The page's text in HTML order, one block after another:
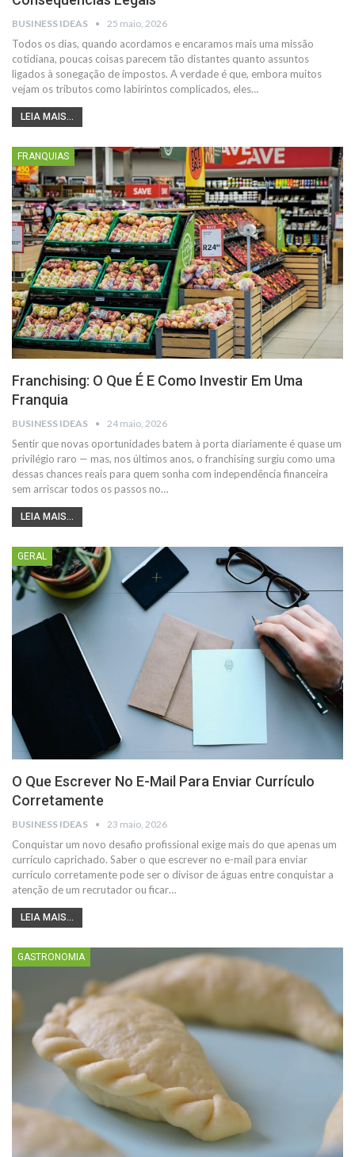
BUSINESS IDEAS 25 maio, 2026
Todos os dias, quando acordamos e encaramos mais uma missão
cotidiana, poucas coisas parecem tão distantes quanto assuntos
ligados à sonegação de impostos. A verdade é que, embora muitos
vejam os tributos como labirintos complicados, eles…
LEIA MAIS...
FRANQUIAS
Franchising: O Que É E Como Investir Em Uma
Franquia
BUSINESS IDEAS 24 maio, 2026
Sentir que novas oportunidades batem à porta diariamente é quase um
privilégio raro — mas, nos últimos anos, o franchising surgiu como uma
dessas chances reais para quem sonha com independência financeira
sem arriscar todos os passos no…
LEIA MAIS...
GERAL
O Que Escrever No E-Mail Para Enviar Currículo
Corretamente
BUSINESS IDEAS 23 maio, 2026
Conquistar um novo desafio profissional exige mais do que apenas um
currículo caprichado. Saber o que escrever no e-mail para enviar
currículo corretamente pode ser o divisor de águas entre conquistar a
atenção de um recrutador ou ficar…
LEIA MAIS...
GASTRONOMIA